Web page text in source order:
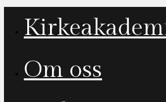
Om oss